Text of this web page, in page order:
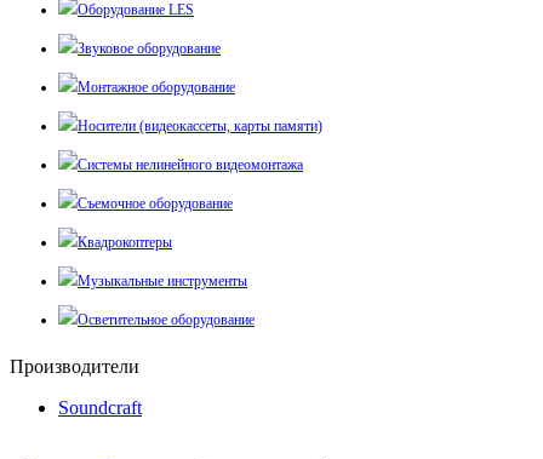
Оборудование LES
Звуковое оборудование
Монтажное оборудование
Носители (видеокассеты, карты памяти)
Системы нелинейного видеомонтажа
Съемочное оборудование
Квадрокоптеры
Музыкальные инструменты
Осветительное оборудование
Производители
Soundcraft